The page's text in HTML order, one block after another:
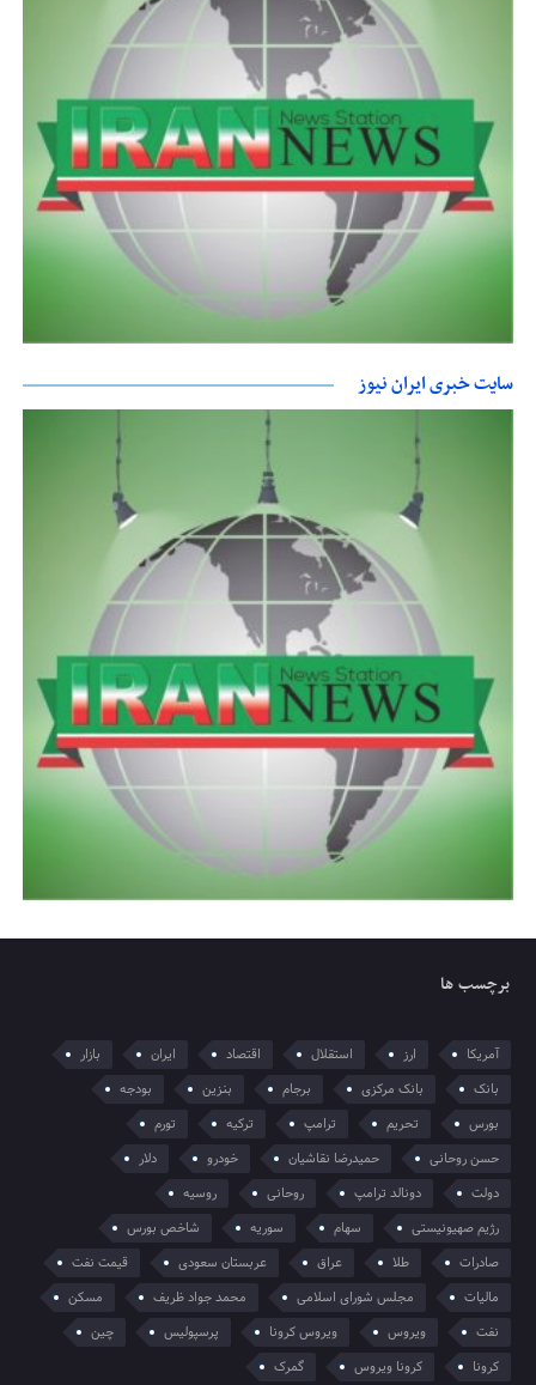
سایت خبری ایران نیوز
برچسب ها
آمریکا ارز استقلال اقتصاد ایران
بازار
بانک
بانک مرکزی برجام بنزین
بودجه
بورس
تحریم ترامپ ترکیه
تورم
حسن روحانی
حمیدرضا نقاشیان خودرو
دلار
دولت
دونالد ترامپ روحانی
روسیه
رژیم صهیونیستی
سهام سوریه
شاخص بورس
صادرات
طلا عراق عربستان سعودی
قیمت نفت
مالیات
مجلس شورای اسلامی محمد جواد ظریف
مسکن
نفت
ویروس ویروس کرونا پرسپولیس
چین
کرونا
کرونا ویروس گمرک